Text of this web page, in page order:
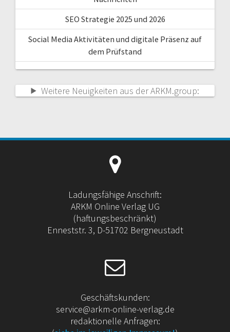
SEO Strategie 2025 und 2026
Social Media Aktivitäten und digitale Präsenz auf
dem Prüfstand
Weitere Neuigkeiten aus der ARKM.group:
Ladungsfähige Anschrift:
ARKM Online Verlag UG
(haftungsbeschränkt)
Enneststr. 3, D-51702 Bergneustadt
Geschäftskunden:
service@arkm-online-verlag.de
redaktionelle Anfragen: